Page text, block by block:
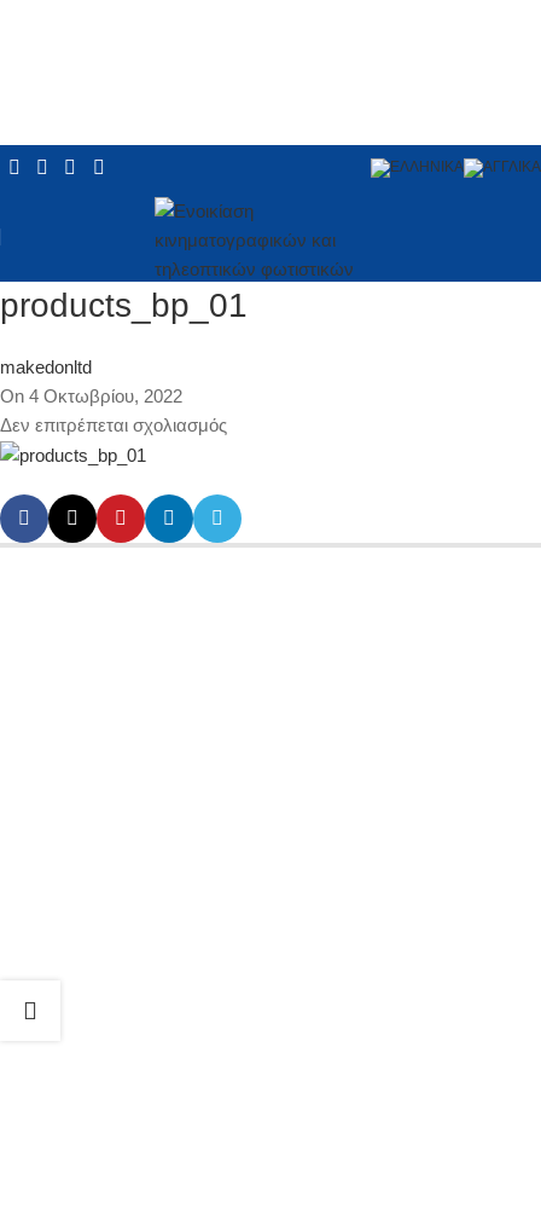
products_bp_01
makedonltd
On 4 Οκτωβρίου, 2022
Δεν επιτρέπεται σχολιασμός